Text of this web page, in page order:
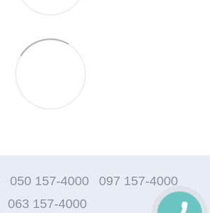
050 157-4000
097 157-4000
063 157-4000